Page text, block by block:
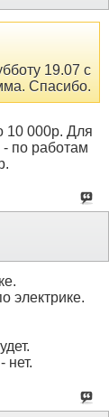
19.07 с
Спасибо.
10 000р. Для
по работам
электрике.
нет.